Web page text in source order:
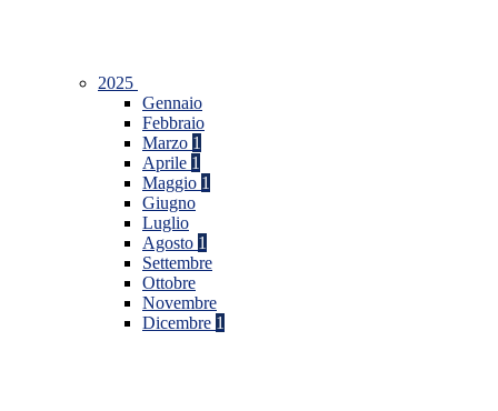
2025
Gennaio
Febbraio
Marzo 1
Aprile 1
Maggio 1
Giugno
Luglio
Agosto 1
Settembre
Ottobre
Novembre
Dicembre 1